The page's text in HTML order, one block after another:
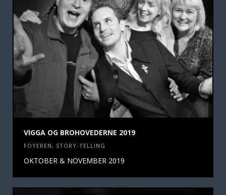
VIGGA OG BROHOVEDERNE 2019
FOYEREN, STORY-TELLING
OKTOBER & NOVEMBER 2019